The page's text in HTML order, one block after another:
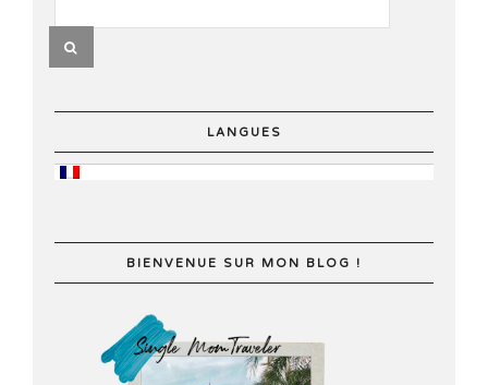
LANGUES
BIENVENUE SUR MON BLOG !